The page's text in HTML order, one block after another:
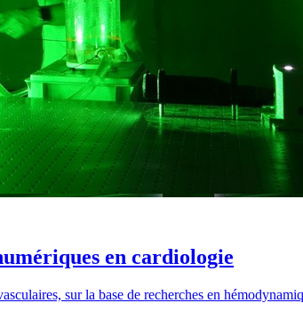
en cardiologie
sur la base de recherches en